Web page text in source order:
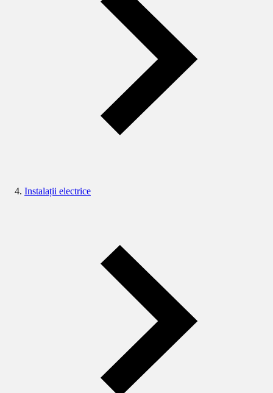
Instalații electrice